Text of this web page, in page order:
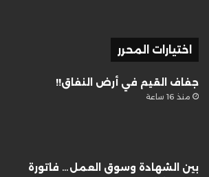
اختيارات المحرر
جفاف القيم في أرض النفاق!!
منذ 16 ساعة
بين الشهادة وسوق العمل… فاتورة